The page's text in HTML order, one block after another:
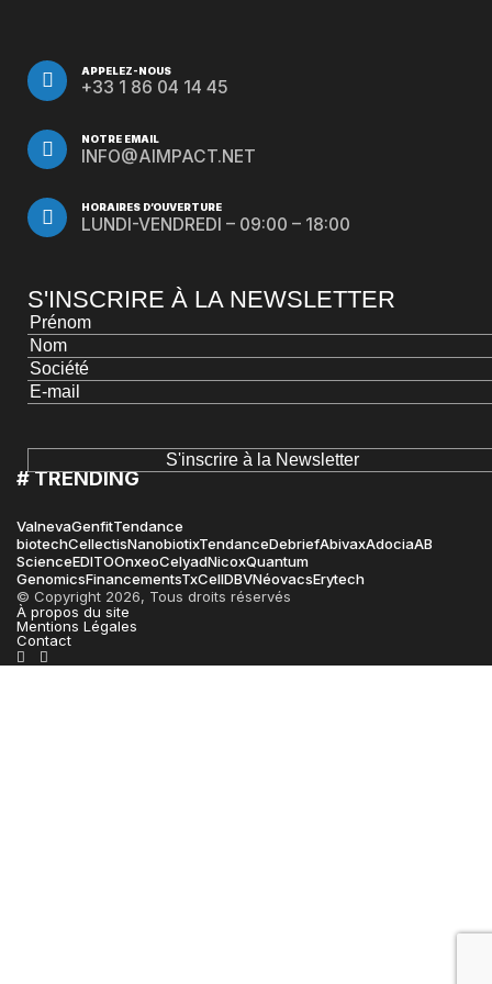
APPELEZ-NOUS
+33 1 86 04 14 45
NOTRE EMAIL
INFO@AIMPACT.NET
HORAIRES D’OUVERTURE
LUNDI-VENDREDI – 09:00 – 18:00
S'INSCRIRE À LA NEWSLETTER
# TRENDING
ValnevaGenfitTendance
biotechCellectisNanobiotixTendanceDebriefAbivaxAdociaAB
ScienceEDITOOnxeoCelyadNicoxQuantum
GenomicsFinancementsTxCellDBVNéovacsErytech
© Copyright 2026, Tous droits réservés
À propos du site
Mentions Légales
Contact